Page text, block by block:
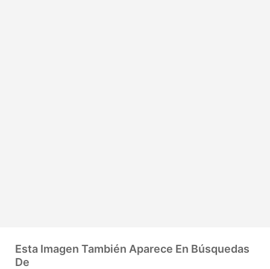
Esta Imagen También Aparece En Búsquedas
De